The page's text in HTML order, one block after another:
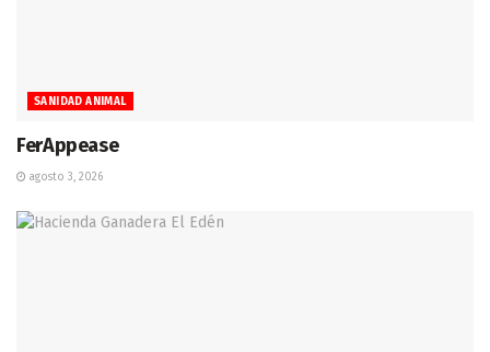
SANIDAD ANIMAL
FerAppease
agosto 3, 2026